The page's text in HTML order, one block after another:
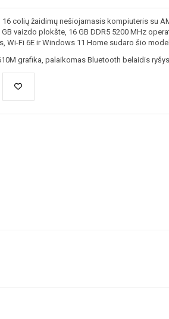
colių žaidimų nešiojamasis kompiuteris su
vaizdo plokšte, 16 GB DDR5 5200 MHz
Wi-Fi 6E ir Windows 11 Home sudaro šio
grafika, palaikomas Bluetooth belaidis